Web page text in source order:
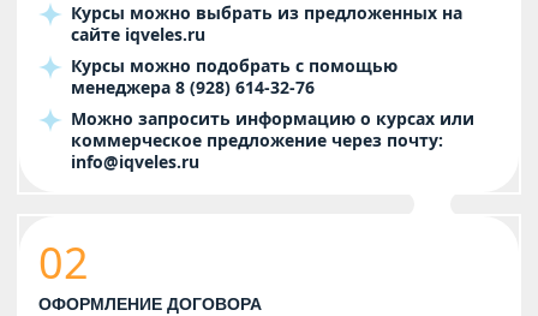
Курсы можно выбрать из предложенных на
сайте iqveles.ru
Курсы можно подобрать с помощью
менеджера 8 (928) 614-32-76
Можно запросить информацию о курсах или
коммерческое предложение через почту:
info@iqveles.ru
02
ОФОРМЛЕНИЕ ДОГОВОРА